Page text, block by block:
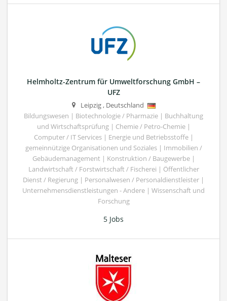
Helmholtz-Zentrum für Umweltforschung GmbH –
UFZ
Leipzig, Deutschland
Bildungswesen | Biotechnologie / Pharmazie | Buchhaltung
und Wirtschaftsprüfung | Chemie / Petro-Chemie |
Computer / IT Services | Energie und Betriebsstoffe |
gemeinnützige Organisationen und Soziales | Immobilien /
Gebäudemanagement | Konstruktion / Baugewerbe |
Landwirtschaft / Forstwirtschaft / Fischerei | Öffentlicher
Dienst / Regierung | Personalwesen / Personaldienstleister |
Unternehmensdienstleistungen - Andere | Wissenschaft und
Forschung
5 Jobs